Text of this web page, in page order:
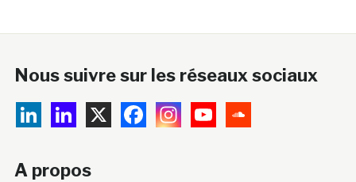
Nous suivre sur les réseaux sociaux
A propos